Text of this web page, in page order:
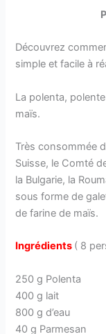
Découvrez
simple et facile à
La polenta,
maïs.
Très consommée
Suisse, le Comté
la Bulgarie, la
sous forme de
de farine de maïs.
Ingrédients ( 8
250 g Polenta
400 g lait
800 g d’eau
40 g Parmesan